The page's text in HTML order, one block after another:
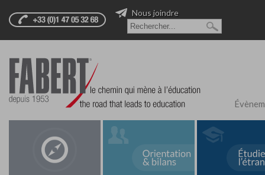
Nous joindre